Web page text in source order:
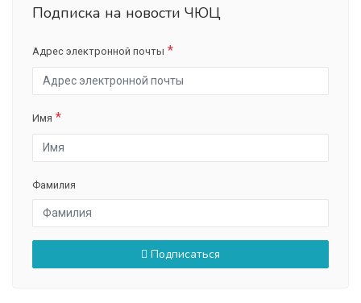
Подписка на новости ЧЮЦ
Адрес электронной почты
Имя
Фамилия
Подписаться